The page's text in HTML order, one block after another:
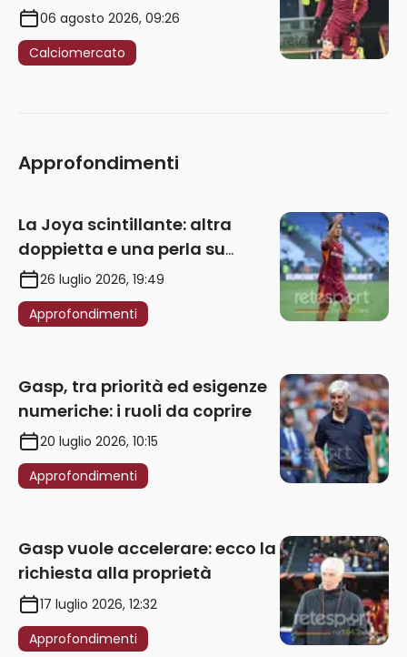
06 agosto 2026, 09:26
Calciomercato
Approfondimenti
La Joya scintillante: altra
doppietta e una perla su
punizione – VIDEO
26 luglio 2026, 19:49
Approfondimenti
Gasp, tra priorità ed esigenze
numeriche: i ruoli da coprire
20 luglio 2026, 10:15
Approfondimenti
Gasp vuole accelerare: ecco la
richiesta alla proprietà
17 luglio 2026, 12:32
Approfondimenti